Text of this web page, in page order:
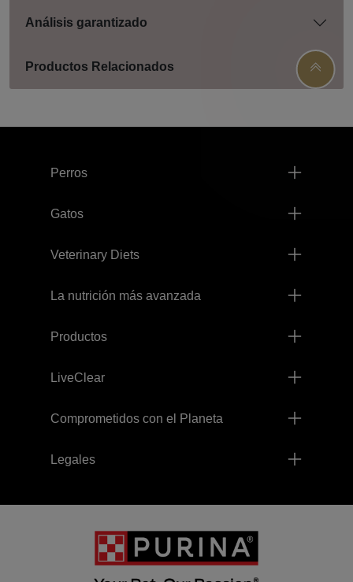
Análisis garantizado
Productos Relacionados
Perros
Gatos
Veterinary Diets
La nutrición más avanzada
Productos
LiveClear
Comprometidos con el Planeta
Legales